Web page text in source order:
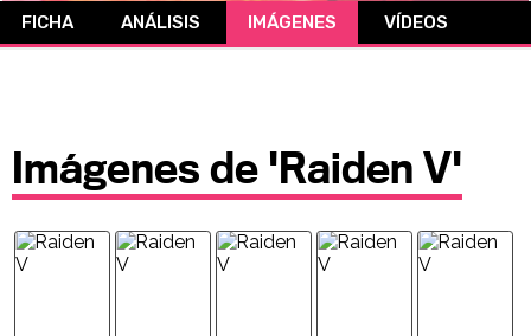
CÓMICS
FICHA ANÁLISIS IMÁGENES VÍDEOS
Imágenes de 'Raiden V'